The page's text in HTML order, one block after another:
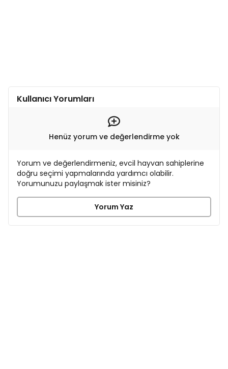
Kullanıcı Yorumları
Henüz yorum ve değerlendirme yok
Yorum ve değerlendirmeniz, evcil hayvan sahiplerine
doğru seçimi yapmalarında yardımcı olabilir.
Yorumunuzu paylaşmak ister misiniz?
Yorum Yaz